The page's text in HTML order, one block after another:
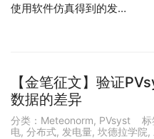
使用软件仿真得到的发…
【金笔征文】验证
数据的差异
分类： Meteonorm, PVsyst 标
电, 分布式, 发电量, 坎德拉学院,